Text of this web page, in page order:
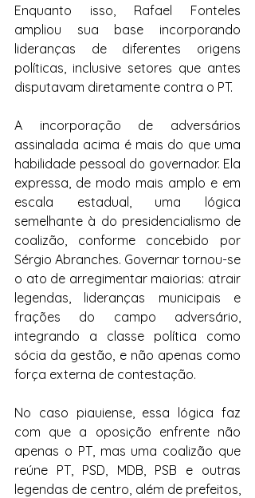
Enquanto isso, Rafael Fonteles
ampliou sua base incorporando
lideranças de diferentes origens
políticas, inclusive setores que antes
disputavam diretamente contra o PT.
A incorporação de adversários
assinalada acima é mais do que uma
habilidade pessoal do governador. Ela
expressa, de modo mais amplo e em
escala estadual, uma lógica
semelhante à do presidencialismo de
coalizão, conforme concebido por
Sérgio Abranches. Governar tornou-se
o ato de arregimentar maiorias: atrair
legendas, lideranças municipais e
frações do campo adversário,
integrando a classe política como
sócia da gestão, e não apenas como
força externa de contestação.
No caso piauiense, essa lógica faz
com que a oposição enfrente não
apenas o PT, mas uma coalizão que
reúne PT, PSD, MDB, PSB e outras
legendas de centro, além de prefeitos,